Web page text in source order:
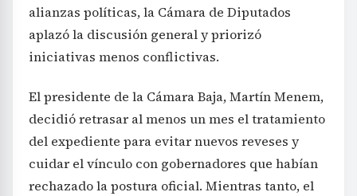
alianzas políticas, la Cámara de Diputados
aplazó la discusión general y priorizó
iniciativas menos conflictivas.
El presidente de la Cámara Baja, Martín Menem,
decidió retrasar al menos un mes el tratamiento
del expediente para evitar nuevos reveses y
cuidar el vínculo con gobernadores que habían
rechazado la postura oficial. Mientras tanto, el